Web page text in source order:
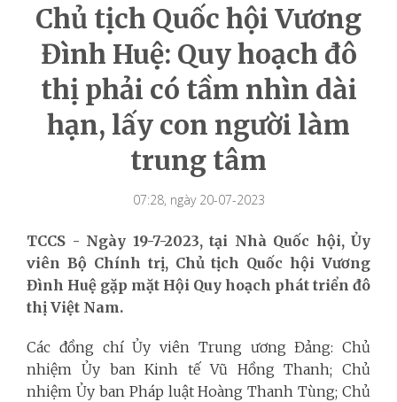
Chủ tịch Quốc hội Vương
Đình Huệ: Quy hoạch đô
thị phải có tầm nhìn dài
hạn, lấy con người làm
trung tâm
07:28, ngày 20-07-2023
TCCS - Ngày 19-7-2023, tại Nhà Quốc hội, Ủy
viên Bộ Chính trị, Chủ tịch Quốc hội Vương
Đình Huệ gặp mặt Hội Quy hoạch phát triển đô
thị Việt Nam.
Các đồng chí Ủy viên Trung ương Đảng: Chủ
nhiệm Ủy ban Kinh tế Vũ Hồng Thanh; Chủ
nhiệm Ủy ban Pháp luật Hoàng Thanh Tùng; Chủ